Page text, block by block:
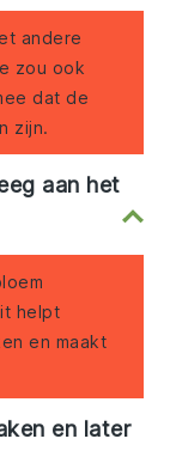
andere
zou ook
dat de
zijn.
aan het
helpt
en maakt
en later